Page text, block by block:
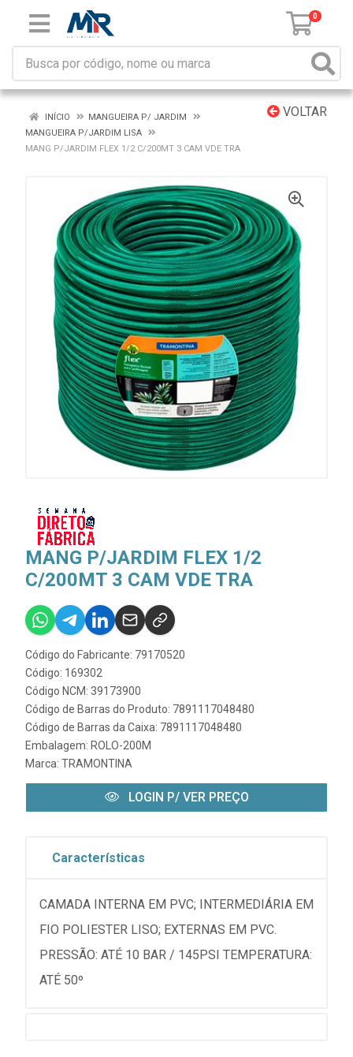
0
VOLTAR
INÍCIO
MANGUEIRA P/ JARDIM
MANGUEIRA P/JARDIM LISA
MANG P/JARDIM FLEX 1/2 C/200MT 3 CAM VDE TRA
MANG P/JARDIM FLEX 1/2
C/200MT 3 CAM VDE TRA
Código do Fabricante: 79170520
Código: 169302
Código NCM: 39173900
Código de Barras do Produto: 7891117048480
Código de Barras da Caixa: 7891117048480
Embalagem: ROLO-200M
Marca: TRAMONTINA
LOGIN P/ VER PREÇO
Características
CAMADA INTERNA EM PVC; INTERMEDIÁRIA EM
FIO POLIESTER LISO; EXTERNAS EM PVC.
PRESSÃO: ATÉ 10 BAR / 145PSI TEMPERATURA:
ATÉ 50º